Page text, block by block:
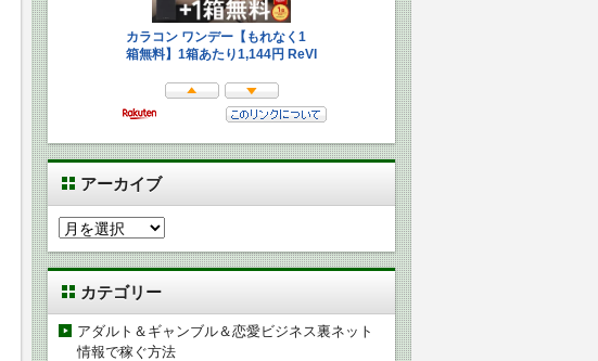
アーカイブ
ア
ー
カ
イ
ブ
カテゴリー
アダルト＆ギャンブル＆恋愛ビジネス裏ネット
情報で稼ぐ方法